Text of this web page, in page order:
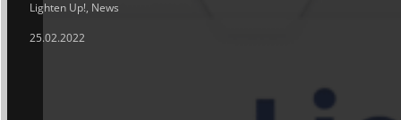
Lighten Up!, News
25.02.2022